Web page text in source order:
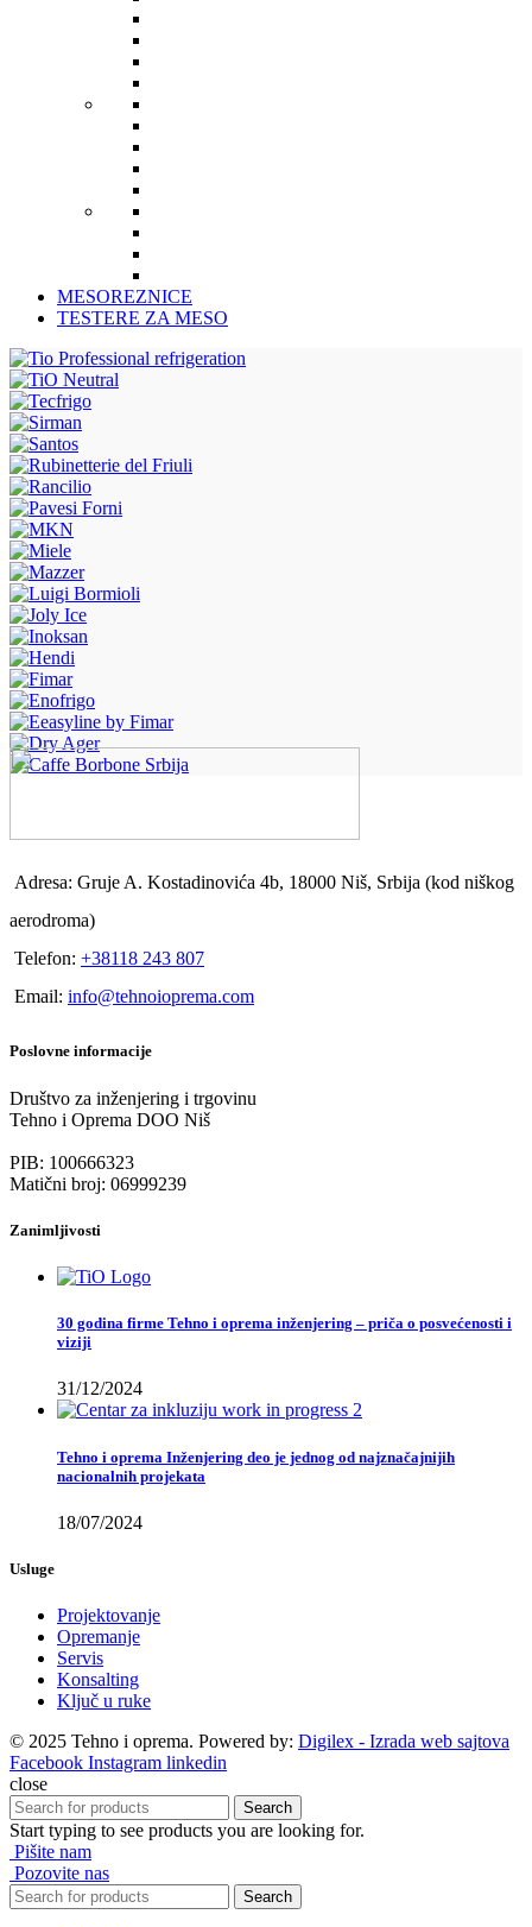
MESOREZNICE
TESTERE ZA MESO
Adresa: Gruje A. Kostadinovića 4b, 18000 Niš, Srbija (kod niškog
aerodroma)
Telefon: +38118 243 807
Email: info@tehnoioprema.com
Poslovne informacije
Društvo za inženjering i trgovinu
Tehno i Oprema DOO Niš
PIB: 100666323
Matični broj: 06999239
Zanimljivosti
30 godina firme Tehno i oprema inženjering – priča o posvećenosti i
viziji
31/12/2024
Tehno i oprema Inženjering deo je jednog od najznačajnijih
nacionalnih projekata
18/07/2024
Usluge
Projektovanje
Opremanje
Servis
Konsalting
Ključ u ruke
© 2025 Tehno i oprema. Powered by: Digilex - Izrada web sajtova
Facebook Instagram linkedin
close
Search
Start typing to see products you are looking for.
Pišite nam
Pozovite nas
Search